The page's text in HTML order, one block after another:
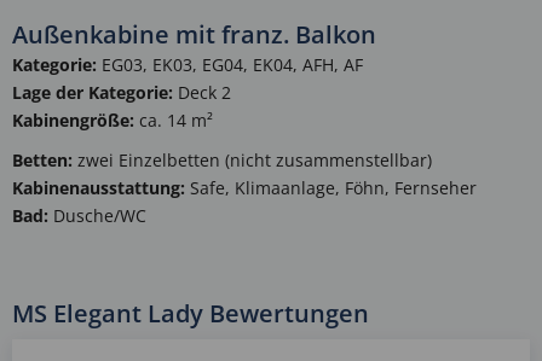
Außenkabine mit franz. Balkon
Kategorie: EG03, EK03, EG04, EK04, AFH, AF
Lage der Kategorie: Deck 2
Kabinengröße: ca. 14 m²
Betten: zwei Einzelbetten (nicht zusammenstellbar)
Kabinenausstattung: Safe, Klimaanlage, Föhn, Fernseher
Bad: Dusche/WC
MS Elegant Lady Bewertungen